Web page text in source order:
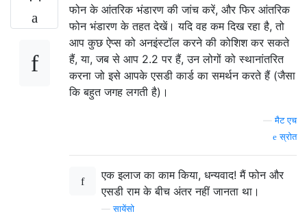
फोन के आंतरिक भंडारण की जांच करें, और फिर आंतरिक
फोन भंडारण के तहत देखें। यदि वह कम दिख रहा है, तो
आप कुछ ऐप्स को अनइंस्टॉल करने की कोशिश कर सकते
हैं, या, जब से आप 2.2 पर हैं, उन लोगों को स्थानांतरित
करना जो इसे आपके एसडी कार्ड का समर्थन करते हैं (जैसा
कि बहुत जगह लगती है)।
—मैट एच
स्रोत
एक इलाज का काम किया, धन्यवाद! मैं फोन और
एसडी राम के बीच अंतर नहीं जानता था।
—सायेंसो